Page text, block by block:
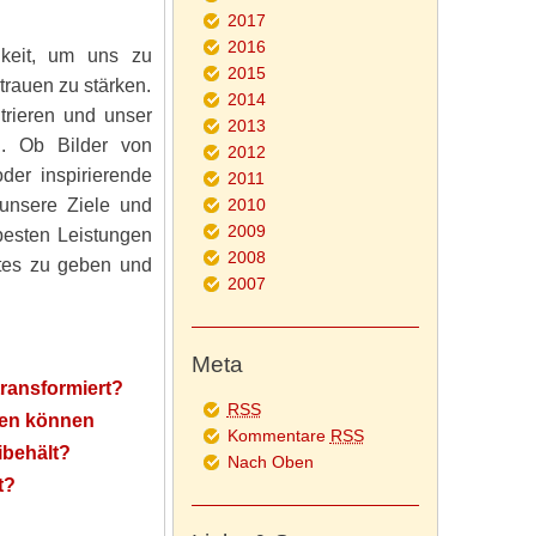
um uns zu
zu stärken.
und unser
Ob Bilder von
inspirierende
Ziele und
Leistungen
zu geben und
können
2017
2016
2015
2014
2013
2012
2011
2010
2009
2008
2007
Meta
RSS
Kommentare RSS
Nach Oben